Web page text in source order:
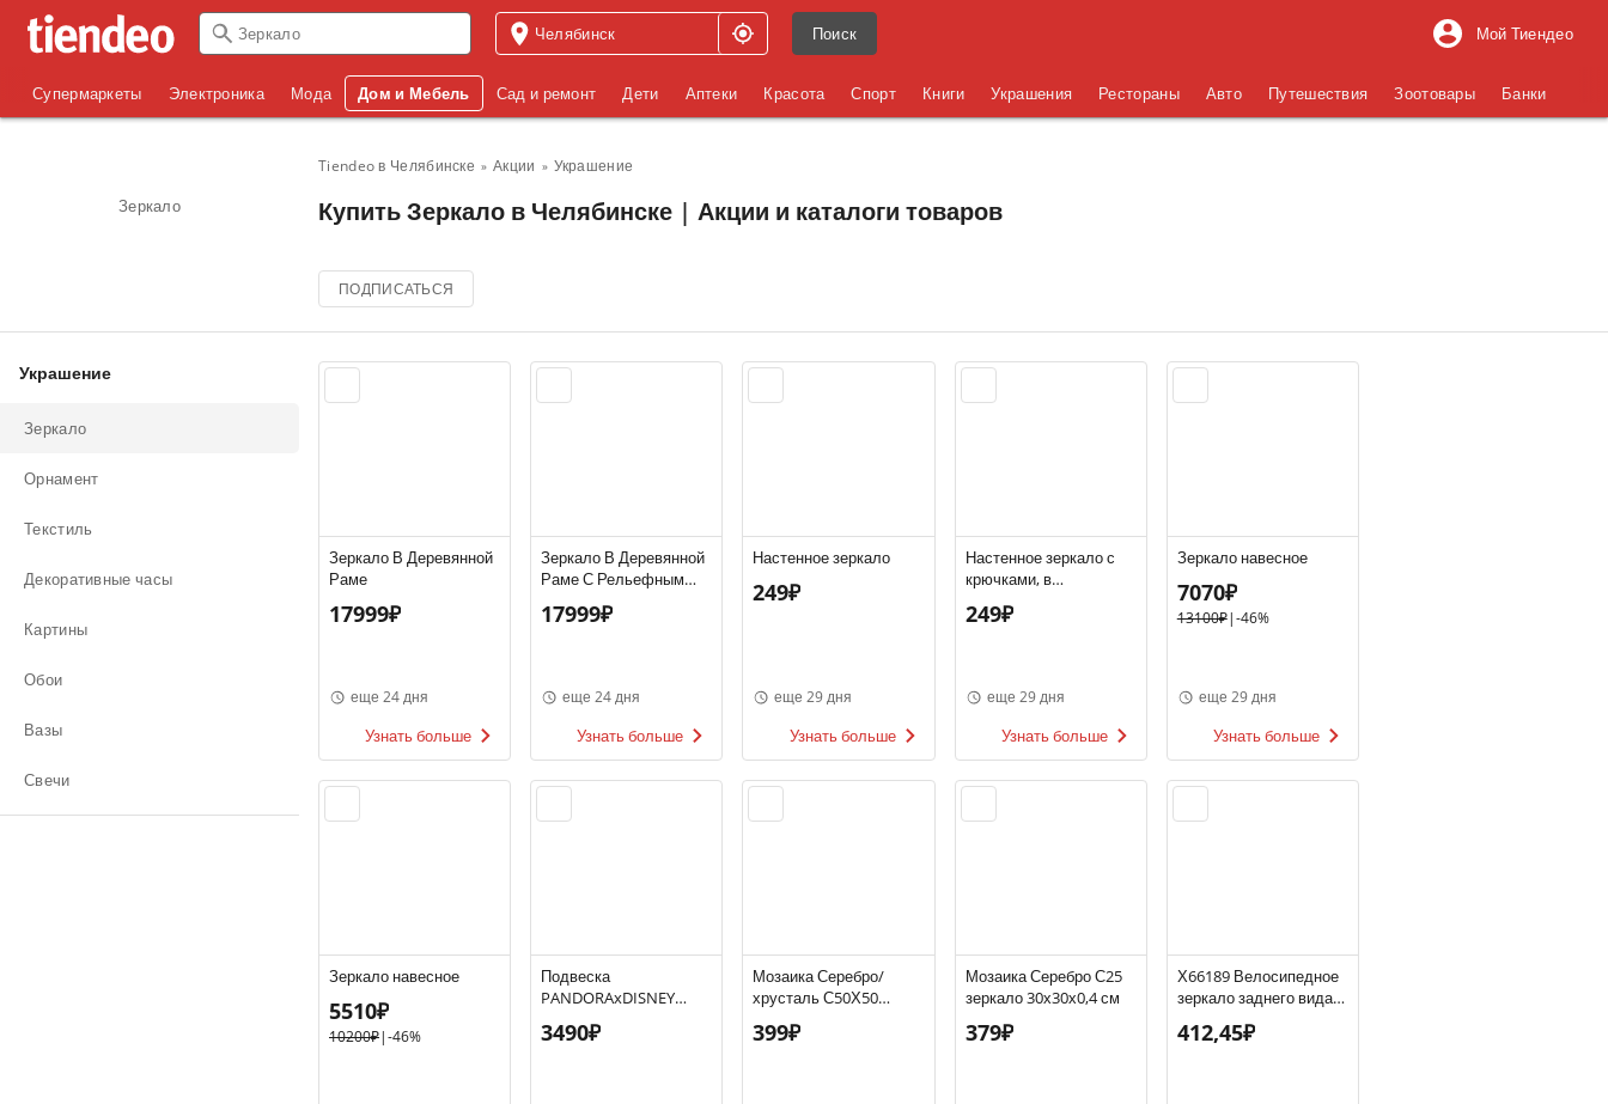
Поиск Мой Тиендео
Супермаркеты Электроника Мода Дом и Мебель Сад и ремонт Дети Аптеки Красота Спорт Книги Украшения Рестораны Авто Путешествия Зоотовары Банки
Зеркало
Tiendeo в Челябинске Акции Украшение
Купить Зеркало в Челябинске | Акции и каталоги товаров
ПОДПИСАТЬСЯ
Украшение
Зеркало
Орнамент
Текстиль
Декоративные часы
Картины
Обои
Вазы
Свечи
Зеркало В Деревянной
Раме
17999₽
еще 24 дня
Узнать больше
Зеркало В Деревянной
Раме С Рельефным
17999₽
еще 24 дня
Узнать больше
Настенное зеркало
249₽
еще 29 дня
Узнать больше
Настенное зеркало с
крючками, в
ассортименте
249₽
еще 29 дня
Узнать больше
Зеркало навесное
7070₽
13100₽|-46%
еще 29 дня
Узнать больше
Зеркало навесное
5510₽
10200₽|-46%
Подвеска
PANDORAxDISNEY
«Волшебное зеркало
злой королевы»
3490₽
Мозаика Серебро/
хрусталь С50Х50
зеркало 30х30х0,4 см
399₽
Мозаика Серебро С25
зеркало 30х30х0,4 см
379₽
Х66189 Велосипедное
зеркало заднего вида
412,45₽